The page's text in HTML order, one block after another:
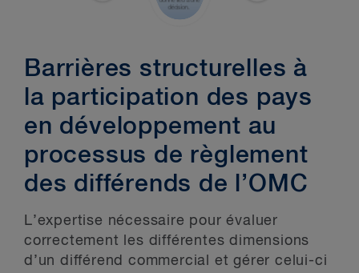
Barrières structurelles à
la participation des pays
en développement au
processus de règlement
des différends de l’OMC
L’expertise nécessaire pour évaluer
correctement les différentes dimensions
d’un différend commercial et gérer celui-ci